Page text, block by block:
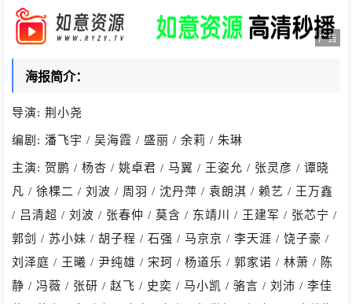
广告
海报简介：
导演: 荆小尧
编剧: 潘飞宇 / 吴海霞 / 盛丽 / 余莉 / 朱琳
主演: 贺鹏 / 杨杏 / 姚卓君 / 马翼 / 王姿允 / 张灵彦 / 谭晓
凡 / 徐棵二 / 刘波 / 周羽 / 沈丹萍 / 袁朗淇 / 赖艺 / 王万鑫
/ 吕清超 / 刘波 / 张春仲 / 莫含 / 东靖川 / 王建军 / 张芯宁 /
郭剑 / 苏小妹 / 胡子程 / 石强 / 马京京 / 李天涯 / 饶子豪 /
刘泽庭 / 王曦 / 尹纯雄 / 宋珂 / 杨道乐 / 郭家诺 / 林萧 / 陈
静 / 冯薇 / 张研 / 赵飞 / 史奕 / 马小凯 / 骆言 / 刘沛 / 李佳